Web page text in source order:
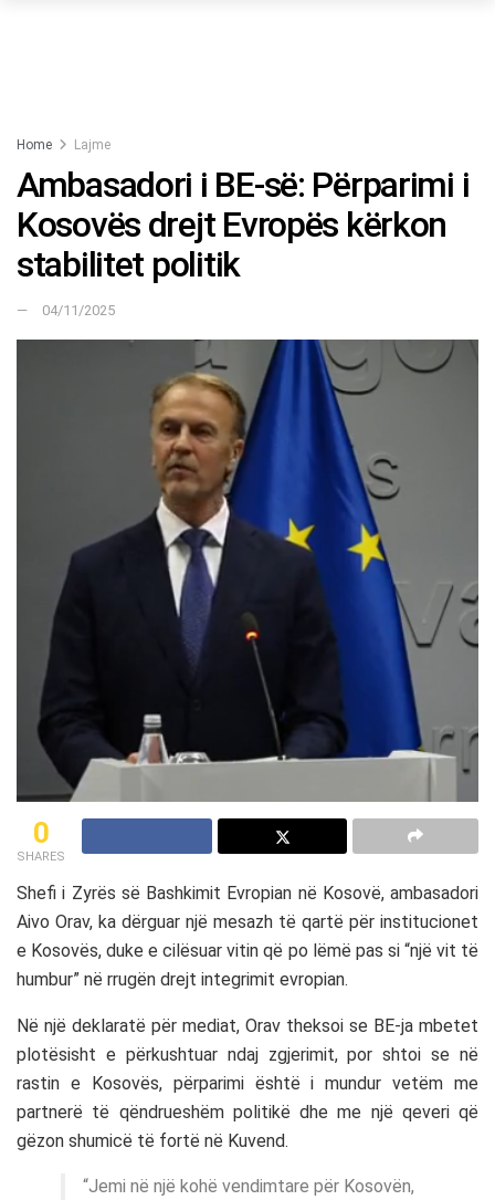
Home Lajme
Ambasadori i BE-së: Përparimi i
Kosovës drejt Evropës kërkon
stabilitet politik
04/11/2025
0
SHARES
Shefi i Zyrës së Bashkimit Evropian në Kosovë, ambasadori
Aivo Orav, ka dërguar një mesazh të qartë për institucionet
e Kosovës, duke e cilësuar vitin që po lëmë pas si “një vit të
humbur” në rrugën drejt integrimit evropian.
Në një deklaratë për mediat, Orav theksoi se BE-ja mbetet
plotësisht e përkushtuar ndaj zgjerimit, por shtoi se në
rastin e Kosovës, përparimi është i mundur vetëm me
partnerë të qëndrueshëm politikë dhe me një qeveri që
gëzon shumicë të fortë në Kuvend.
“Jemi në një kohë vendimtare për Kosovën,